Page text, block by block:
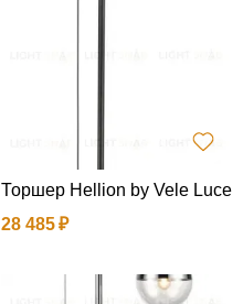
Торшер Hellion by Vele Luce
28 485